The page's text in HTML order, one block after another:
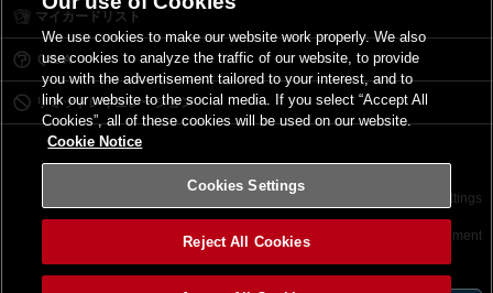
マイカードリスト
Ｑ＆Ａ
リミットレギュレーション
サイトポリシー Cookies Settings
©2026 Konami Digital Entertainment
We use cookies to make our website work properly. We also
use cookies to analyze the traffic of our website, to provide
you with the advertisement tailored to your interest, and to
link our website to the social media. If you select “Accept All
Cookies”, all of these cookies will be used on our website.
Cookie Notice
Cookies Settings
Reject All Cookies